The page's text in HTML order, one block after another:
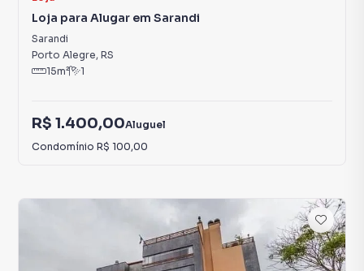
Loja para Alugar em Sarandi
Sarandi
Porto Alegre, RS
15m² 1
R$ 1.400,00Aluguel
Condomínio R$ 100,00